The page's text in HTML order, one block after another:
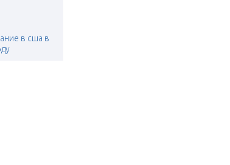
в сша в